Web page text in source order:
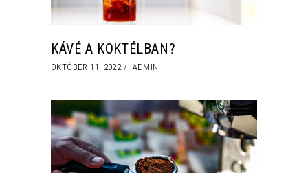
KÁVÉ A KOKTÉLBAN?
OKTÓBER 11, 2022 ADMIN